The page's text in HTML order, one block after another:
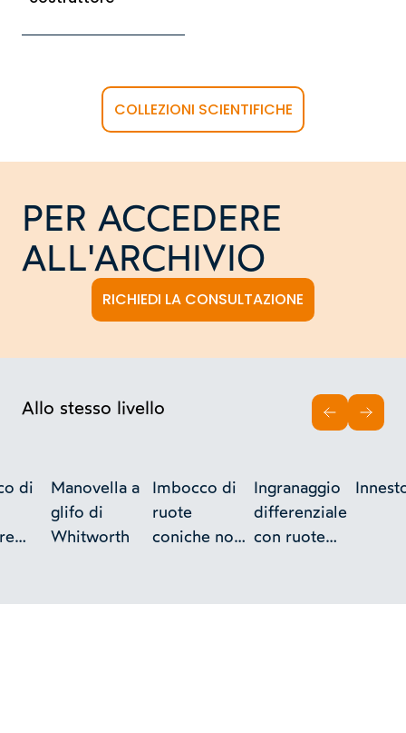
COLLEZIONI SCIENTIFICHE
PER ACCEDERE
ALL'ARCHIVIO
RICHIEDI LA CONSULTAZIONE
Allo stesso livello
di
Manovella a
glifo di
Whitworth
Imbocco di
ruote
coniche non
Ingranaggio
differenziale
con ruote
epicicloidale)
INDIETRO